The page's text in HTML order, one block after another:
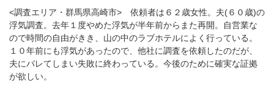
<調査エリア・群馬県高崎市> 依頼者は６２歳女性。夫(６０歳)の
浮気調査。去年１度やめた浮気が半年前からまた再開。自営業な
ので時間の自由がきき、山の中のラブホテルによく行っている。
１０年前にも浮気があったので、他社に調査を依頼したのだが、
夫にバレてしまい失敗に終わっている。今後のために確実な証拠
が欲しい。